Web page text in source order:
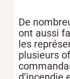
De
ont aussi
les
plusieurs